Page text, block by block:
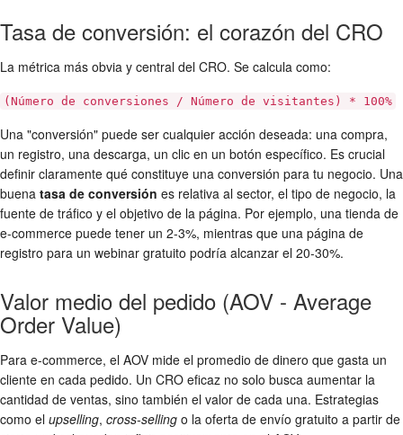
Tasa de conversión: el corazón del CRO
La métrica más obvia y central del CRO. Se calcula como:
(Número de conversiones / Número de visitantes) * 100%
Una "conversión" puede ser cualquier acción deseada: una compra,
un registro, una descarga, un clic en un botón específico. Es crucial
definir claramente qué constituye una conversión para tu negocio. Una
buena tasa de conversión es relativa al sector, el tipo de negocio, la
fuente de tráfico y el objetivo de la página. Por ejemplo, una tienda de
e-commerce puede tener un 2-3%, mientras que una página de
registro para un webinar gratuito podría alcanzar el 20-30%.
Valor medio del pedido (AOV - Average
Order Value)
Para e-commerce, el AOV mide el promedio de dinero que gasta un
cliente en cada pedido. Un CRO eficaz no solo busca aumentar la
cantidad de ventas, sino también el valor de cada una. Estrategias
como el upselling, cross-selling o la oferta de envío gratuito a partir de